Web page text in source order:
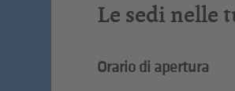
Le sedi nelle
Orario di apertura